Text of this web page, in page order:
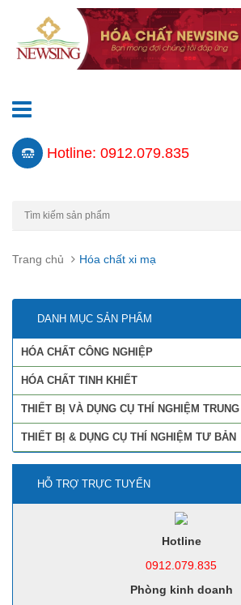
Hotline: 0912.079.835
Trang chủ Hóa chất xi mạ
DANH MỤC SẢN PHẨM
HÓA CHẤT CÔNG NGHIỆP
HÓA CHẤT TINH KHIẾT
THIẾT BỊ VÀ DỤNG CỤ THÍ NGHIỆM
THIẾT BỊ & DỤNG CỤ THÍ NGHIỆM TƯ BẢN
HỖ TRỢ TRỰC TUYẾN
Hotline
0912.079.835
Phòng kinh doanh